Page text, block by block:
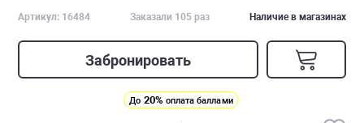
Артикул: 16484 Заказали 105 раз Наличие в магазинах
Забронировать
До 20% оплата баллами